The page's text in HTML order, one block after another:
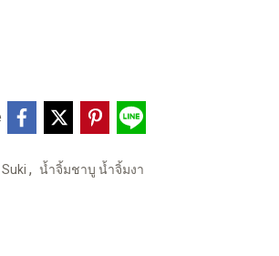
, น้ำจิ้มชาบู น้ำจิ้มงา